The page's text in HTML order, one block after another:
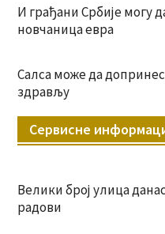
И грађани Србије могу
новчаница евра
Салса може да
здрављу
Сервисне
Велики број улица
радови